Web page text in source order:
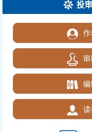
投
作
编
读